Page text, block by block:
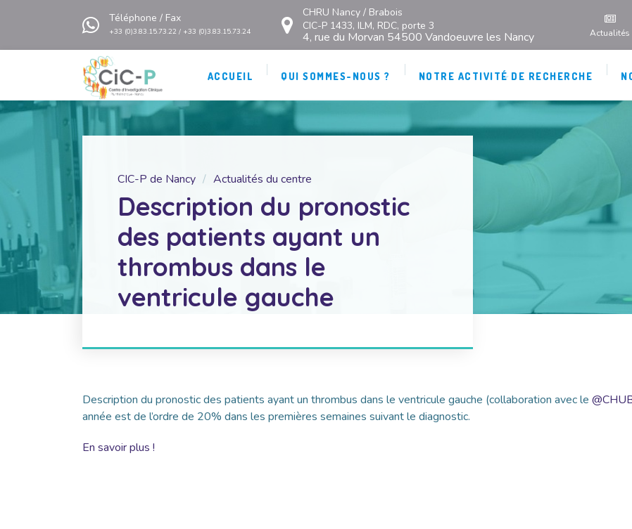
Téléphone / Fax
+33 (0)3.83.15.73.22 / +33 (0)3.83.15.73.24
CHRU Nancy / Brabois
CIC-P 1433, ILM, RDC, porte 3
4, rue du Morvan 54500 Vandoeuvre les Nancy Actualités
ACCUEIL QUI SOMMES-NOUS ? NOTRE ACTIVITÉ DE RECHERCHE
CIC-P de Nancy Actualités du centre
Description du pronostic
des patients ayant un
thrombus dans le
ventricule gauche
Description du pronostic des patients ayant un thrombus dans le ventricule gauche (collaboration avec le
année est de l’ordre de 20% dans les premières semaines suivant le diagnostic.
En savoir plus !